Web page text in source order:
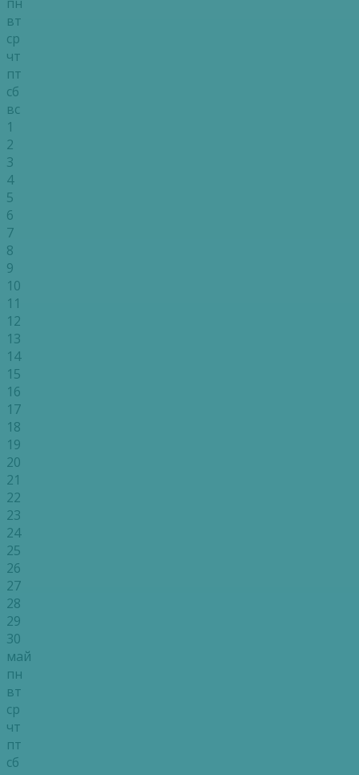
вт
ср
чт
пт
сб
вс
1
2
3
4
5
6
7
8
9
10
11
12
13
14
15
16
17
18
19
20
21
22
23
24
25
26
27
28
29
30
май
пн
вт
ср
чт
пт
сб